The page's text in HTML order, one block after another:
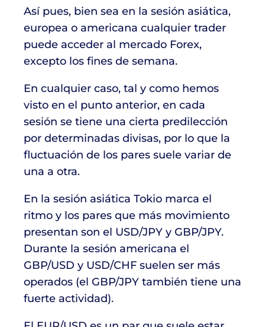
Así pues, bien sea en la sesión asiática,
europea o americana cualquier trader
puede acceder al mercado Forex,
excepto los fines de semana.
En cualquier caso, tal y como hemos
visto en el punto anterior, en cada
sesión se tiene una cierta predilección
por determinadas divisas, por lo que la
fluctuación de los pares suele variar de
una a otra.
En la sesión asiática Tokio marca el
ritmo y los pares que más movimiento
presentan son el USD/JPY y GBP/JPY.
Durante la sesión americana el
GBP/USD y USD/CHF suelen ser más
operados (el GBP/JPY también tiene una
fuerte actividad).